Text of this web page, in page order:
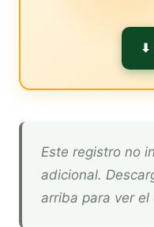
⬇
Este registro no incluye descripción
adicional.
arriba para ver